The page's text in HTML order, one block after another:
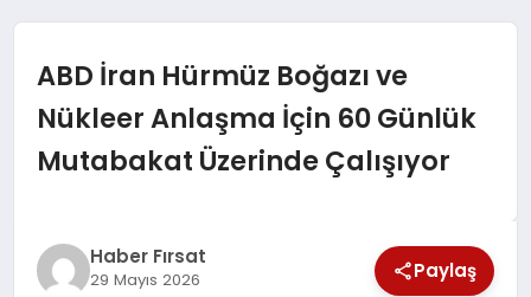
SAĞLIK
MAGAZİN
ABD İran Hürmüz Boğazı ve
Nükleer Anlaşma İçin 60 Günlük
Mutabakat Üzerinde Çalışıyor
Haber Fırsat
29 Mayıs 2026 Paylaş